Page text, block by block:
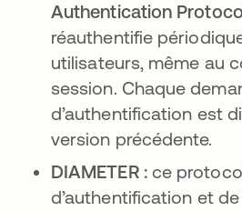
Authentication
réauthentifie
utilisateurs, même au
session. Chaque
d’authentification est
version précédente.
DIAMETER : ce
d’authentification et